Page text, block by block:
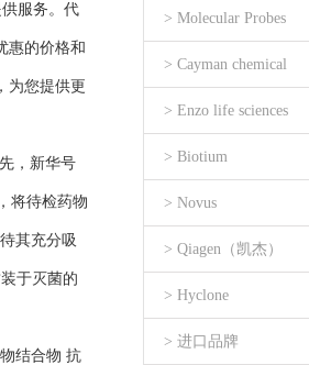
服务。代
惠的价格和
为您提供更
，新华号
将待检药物
其充分吸
于灭菌的
结合物 抗
> Molecular Probes
> Cayman chemical
> Enzo life sciences
> Biotium
> Novus
> Qiagen（凯杰）
> Hyclone
> 进口品牌